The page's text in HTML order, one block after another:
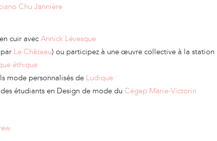
Chu Jannière
cuir avec Annick Lévesque
Le Château) ou participez à une œuvre collective à la station
éthique
mode personnalisés de Ludique
étudiants en Design de mode du Cégep Marie-Victorin